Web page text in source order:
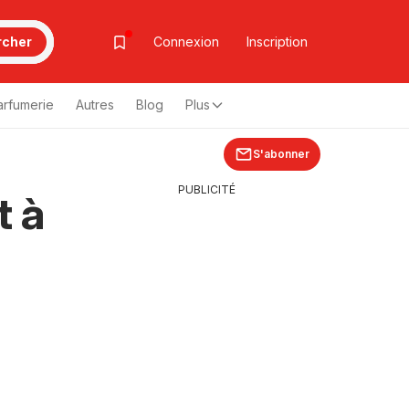
Connexion Inscription
Autres Blog Plus
S'abonner
à PUBLICITÉ